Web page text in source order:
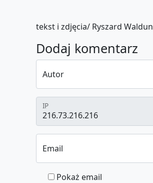
tekst i zdjęcia/ Ryszard Waldun
Dodaj komentarz
Autor
IP
Email
Pokaż email